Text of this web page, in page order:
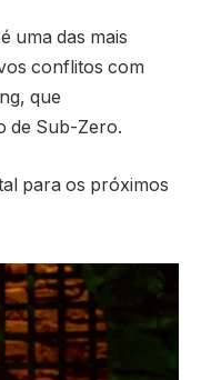
uma das mais
conflitos com
que
de Sub-Zero.
para os próximos